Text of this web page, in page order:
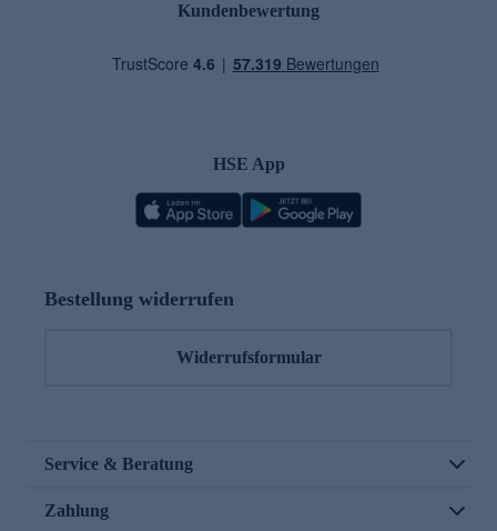
Kundenbewertung
HSE App
Bestellung widerrufen
Widerrufsformular
Service & Beratung
Zahlung